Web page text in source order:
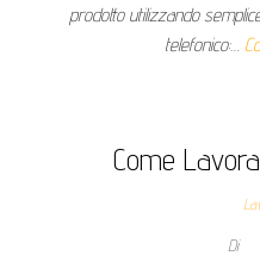
prodotto utilizzando
telefonico:…
Come
Di